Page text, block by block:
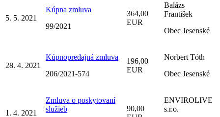
5. 5. 2021
Kúpna zmluva
99/2021
364,00
EUR
Balázs
František
Obec Jesenské
28. 4. 2021
Kúpnopredajná zmluva
206/2021-574
196,00
EUR
Norbert Tóth
Obec Jesenské
1. 4. 2021
Zmluva o poskytovaní
služieb
90,00
ENVIROLIVE
s.r.o.